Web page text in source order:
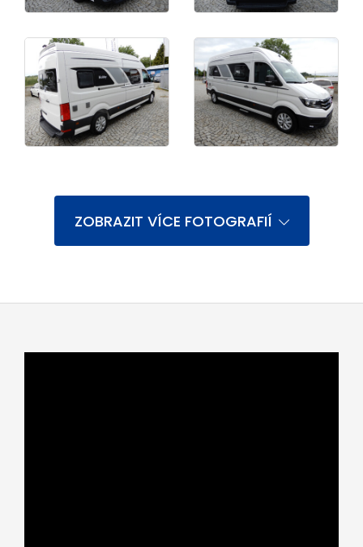
ZOBRAZIT VÍCE FOTOGRAFIÍ